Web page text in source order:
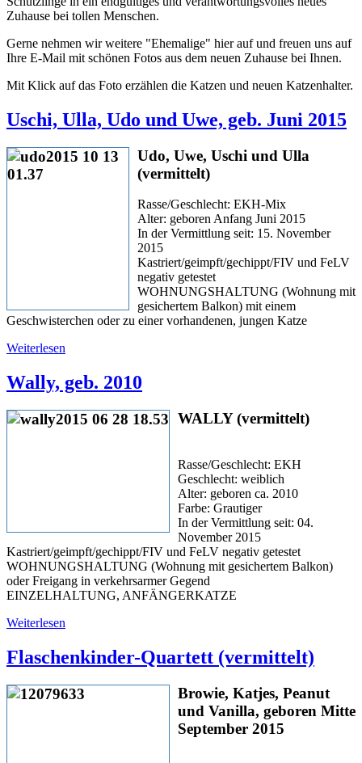
Zuhause bei tollen Menschen.
Gerne nehmen wir weitere "Ehemalige" hier auf und freuen uns auf
Ihre E-Mail mit schönen Fotos aus dem neuen Zuhause bei Ihnen.
Mit Klick auf das Foto erzählen die Katzen und neuen Katzenhalter.
Uschi, Ulla, Udo und Uwe, geb. Juni 2015
Udo, Uwe, Uschi und Ulla
(vermittelt)
Rasse/Geschlecht: EKH-Mix
Alter: geboren Anfang Juni 2015
In der Vermittlung seit: 15. November
2015
Kastriert/geimpft/gechippt/FIV und FeLV
negativ getestet
WOHNUNGSHALTUNG (Wohnung mit
gesichertem Balkon) mit einem
Geschwisterchen oder zu einer vorhandenen, jungen Katze
Weiterlesen
Wally, geb. 2010
WALLY (vermittelt)
Rasse/Geschlecht: EKH
Geschlecht: weiblich
Alter: geboren ca. 2010
Farbe: Grautiger
In der Vermittlung seit: 04.
November 2015
Kastriert/geimpft/gechippt/FIV und FeLV negativ getestet
WOHNUNGSHALTUNG (Wohnung mit gesichertem Balkon)
oder Freigang in verkehrsarmer Gegend
EINZELHALTUNG, ANFÄNGERKATZE
Weiterlesen
Flaschenkinder-Quartett (vermittelt)
Browie, Katjes, Peanut
und Vanilla, geboren Mitte
September 2015